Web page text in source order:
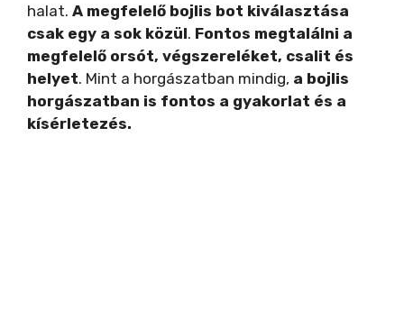
halat. A megfelelő bojlis bot kiválasztása
csak egy a sok közül. Fontos megtalálni a
megfelelő orsót, végszereléket, csalit és
helyet. Mint a horgászatban mindig, a bojlis
horgászatban is fontos a gyakorlat és a
kísérletezés.